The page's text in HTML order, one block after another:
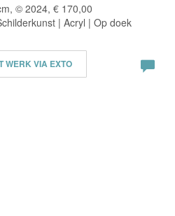
© 2024, € 170,00
| Acryl | Op doek
WERK VIA EXTO